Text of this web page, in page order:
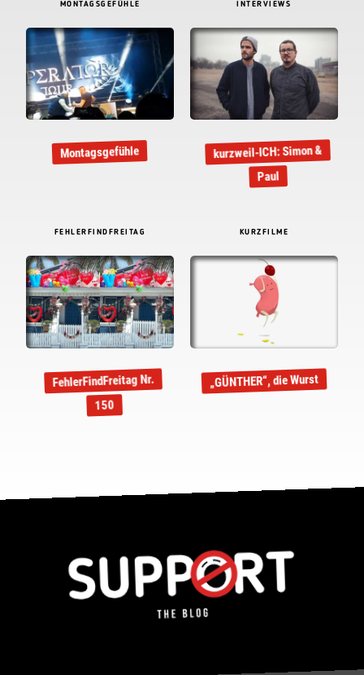
MONTAGSGEFÜHLE
Montagsgefühle
INTERVIEWS
kurzweil-ICH: Simon &
Paul
FEHLERFINDFREITAG
FehlerFindFreitag Nr.
150
KURZFILME
„GÜNTHER“, die Wurst